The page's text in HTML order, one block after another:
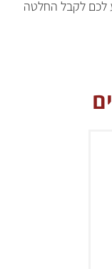
לכם לקבל החלטה